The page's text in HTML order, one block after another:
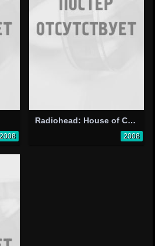
2008
Radiohead: House of Cards
2008